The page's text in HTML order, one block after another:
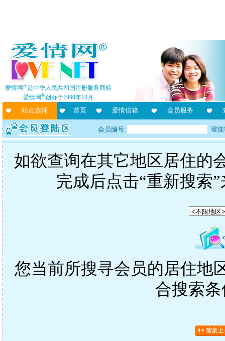
爱情网®是中华人民共和国注册服务商标
爱情网®创办于1999年10月
站点选择 首页 爱情信箱 会员服务
会员编号: 登
如欲查询在其它地区居住的
完成后点击“重新搜索
您当前所搜寻会员的居住地
合搜索